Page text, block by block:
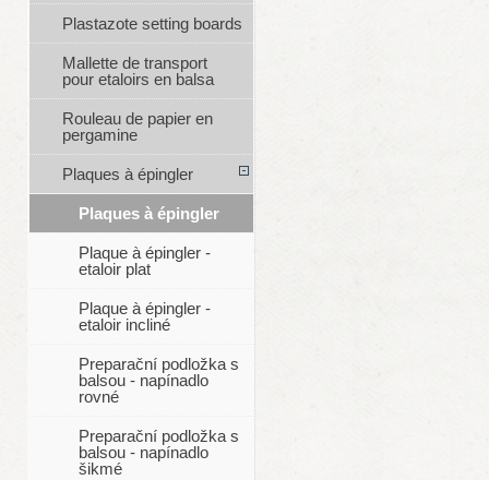
Plastazote setting boards
Mallette de transport
pour etaloirs en balsa
Rouleau de papier en
pergamine
Plaques à épingler
Plaques à épingler
Plaque à épingler -
etaloir plat
Plaque à épingler -
etaloir incliné
Preparační podložka s
balsou - napínadlo
rovné
Preparační podložka s
balsou - napínadlo
šikmé